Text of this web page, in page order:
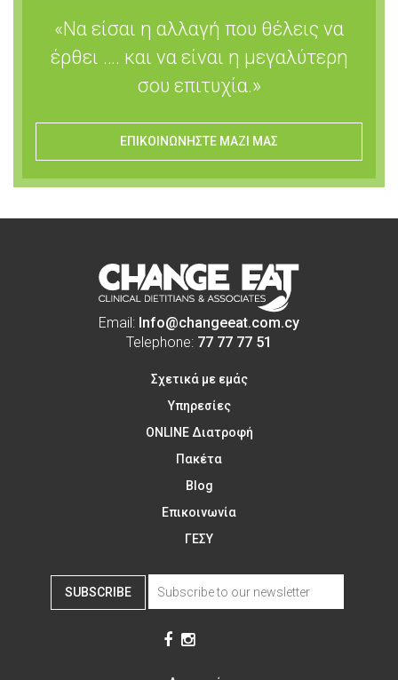
«Να είσαι η αλλαγή που θέλεις να
έρθει …. και να είναι η μεγαλύτερη
σου επιτυχία.»
ΕΠΙΚΟΙΝΩΝΗΣΤΕ ΜΑΖΙ ΜΑΣ
Email: Info@changeeat.com.cy
Telephone: 77 77 77 51
Σχετικά με εμάς
Υπηρεσίες
ONLINE Διατροφή
Πακέτα
Blog
Επικοινωνία
ΓΕΣΥ
SUBSCRIBE